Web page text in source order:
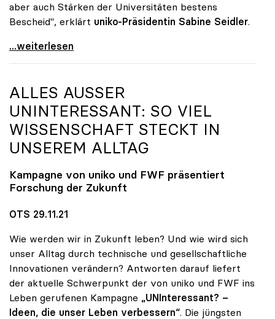
aber auch Stärken der Universitäten bestens
Bescheid", erklärt uniko-Präsidentin Sabine Seidler.
uniko gratuliert Martin Polaschek zur Bestellung
...weiterlesen
ALLES AUSSER U
NINTERESSANT: SO VIEL W
ISSENSCHAFT STECKT IN U
NSEREM ALLTAG
Kampagne von uniko und FWF präsentiert
Forschung der Zukunft
OTS 29.11.21
Wie werden wir in Zukunft leben? Und wie wird sich
unser Alltag durch technische und gesellschaftliche
Innovationen verändern? Antworten darauf liefert
der aktuelle Schwerpunkt der von uniko und FWF ins
Leben gerufenen Kampagne „UNInteressant? –
Ideen, die unser Leben verbessern“. Die jüngsten